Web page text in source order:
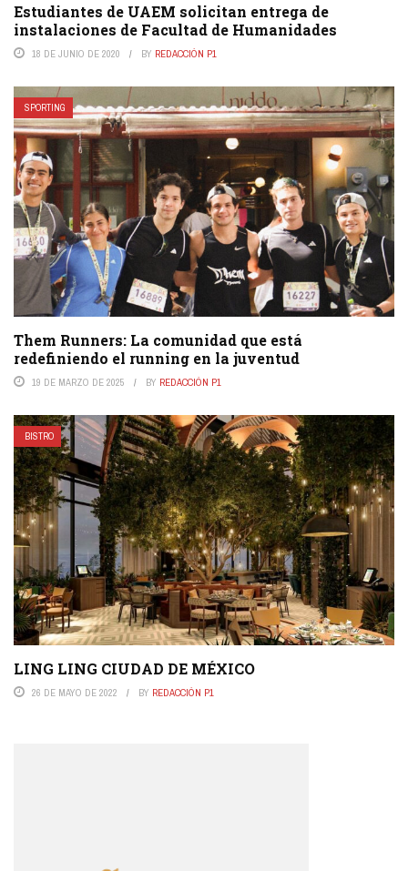
Estudiantes de UAEM solicitan entrega de
instalaciones de Facultad de Humanidades
18 DE JUNIO DE 2020 BY REDACCIÓN P1
SPORTING
Them Runners: La comunidad que está
redefiniendo el running en la juventud
19 DE MARZO DE 2025 BY REDACCIÓN P1
BISTRO
LING LING CIUDAD DE MÉXICO
26 DE MAYO DE 2022 BY REDACCIÓN P1